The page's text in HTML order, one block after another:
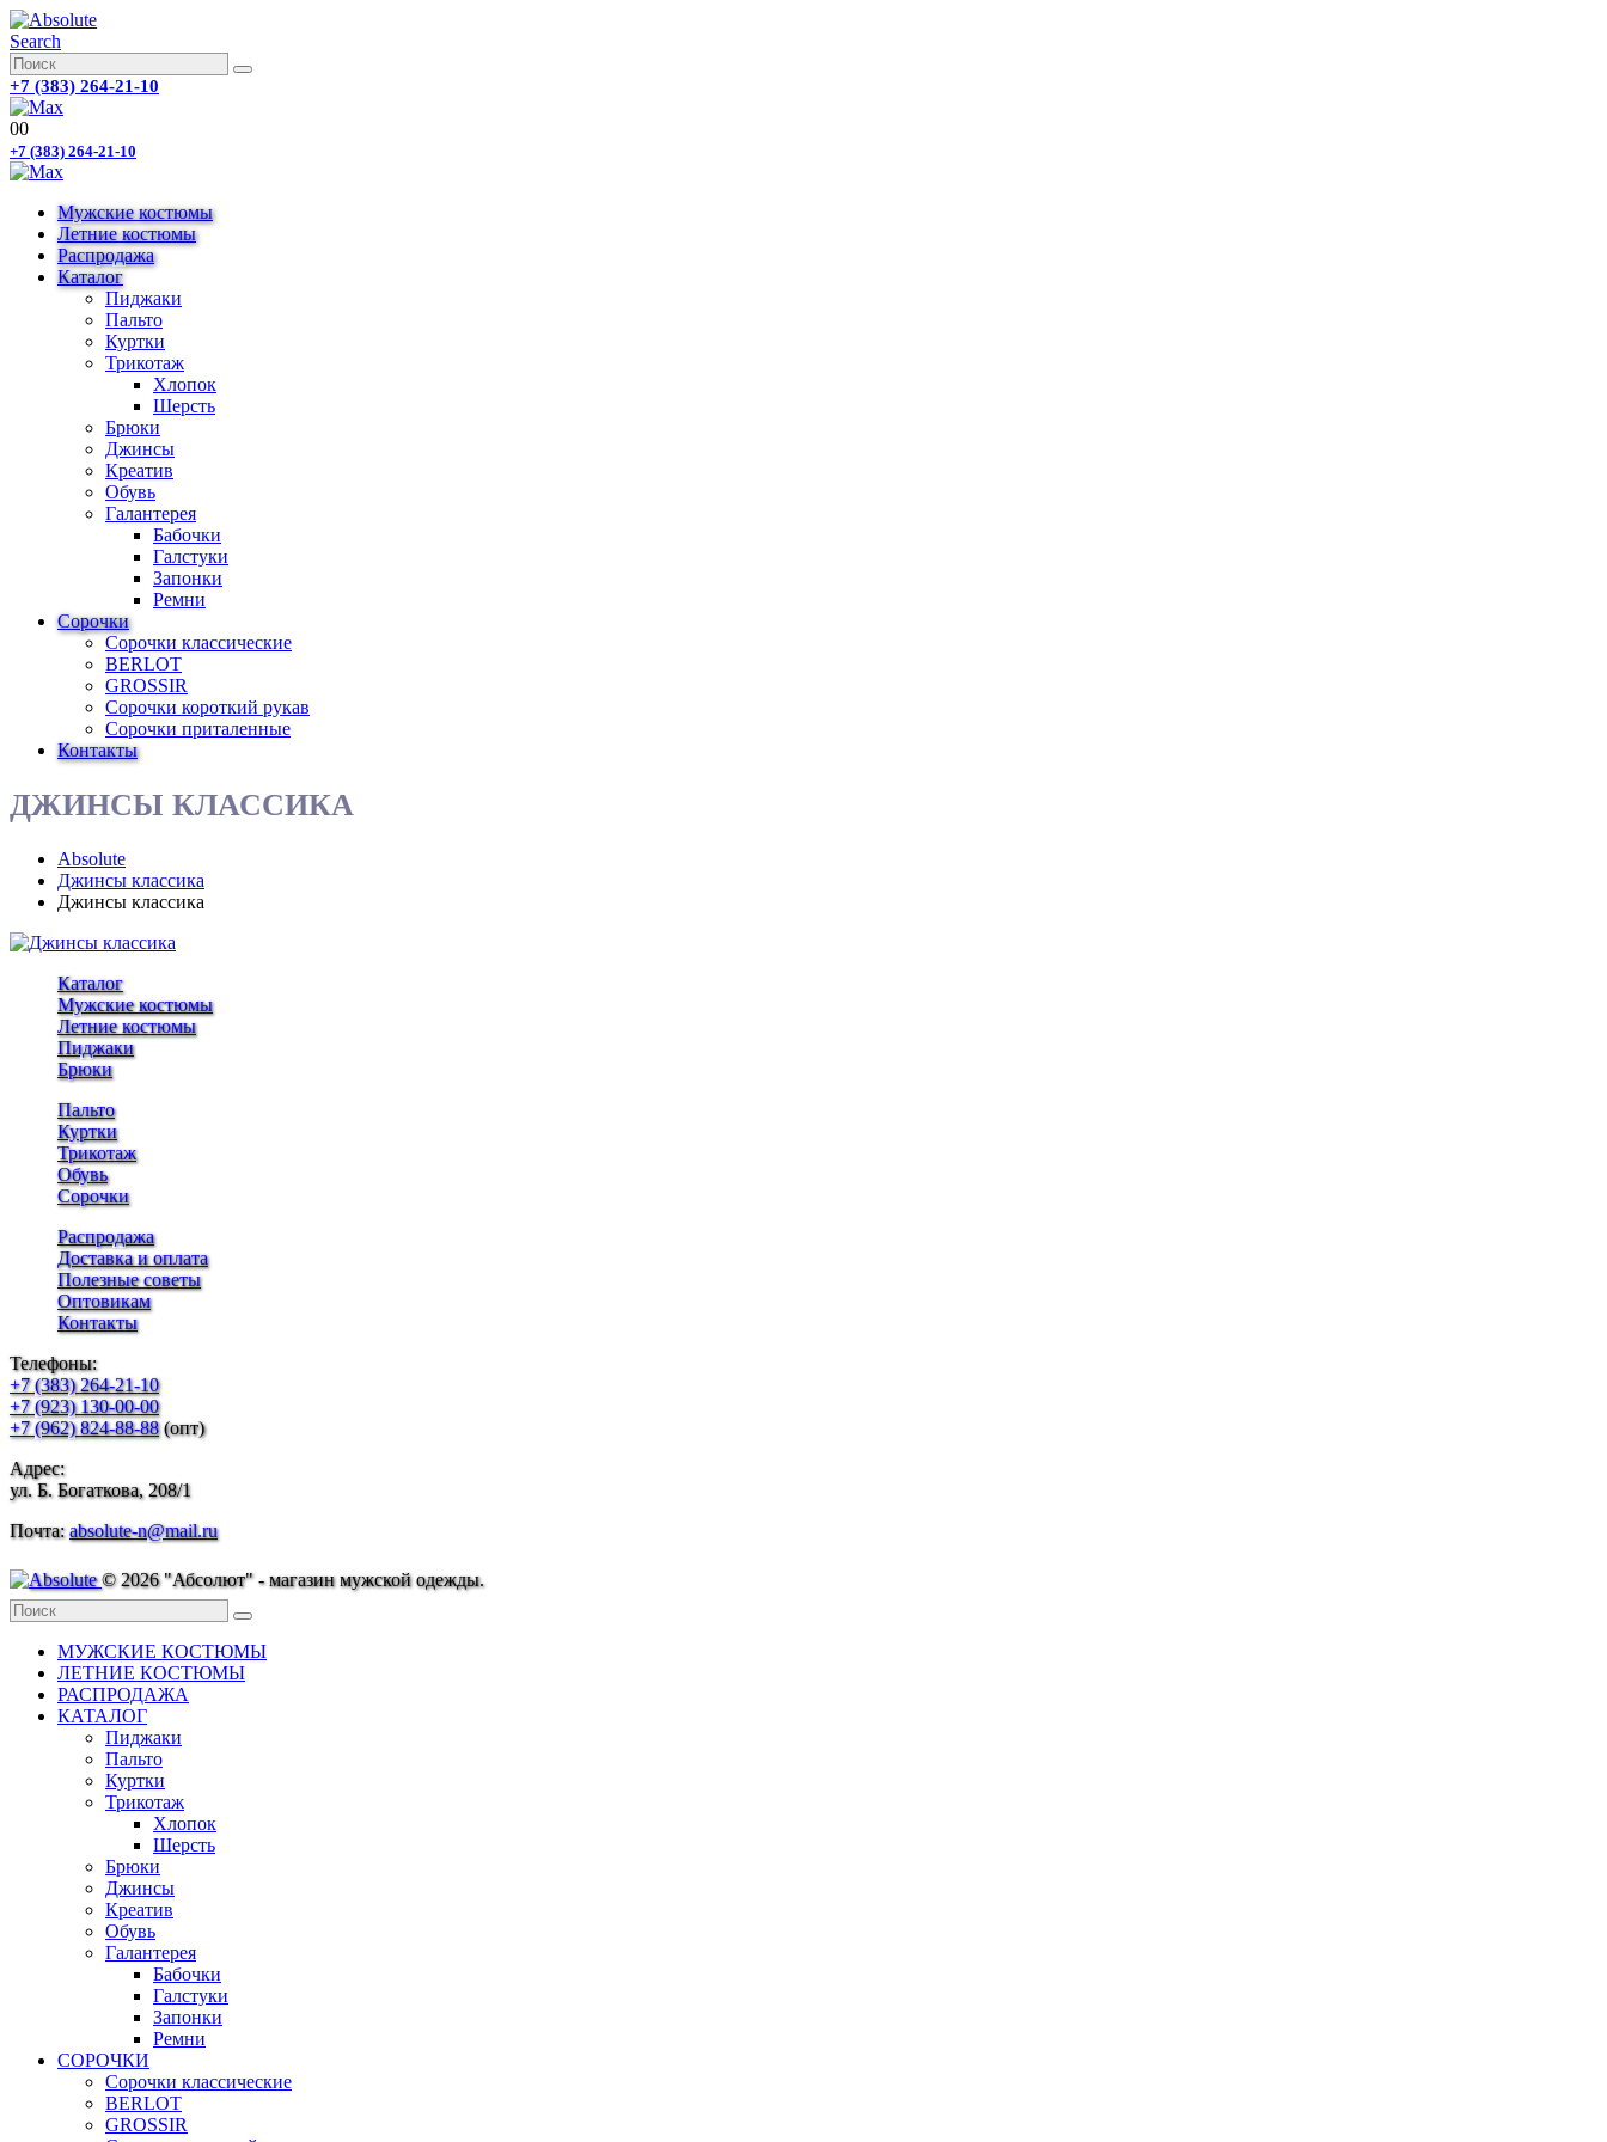
Search
+7 (383) 264-21-10
00
+7 (383) 264-21-10
Мужские костюмы
Летние костюмы
Распродажа
Каталог
Пиджаки
Пальто
Куртки
Трикотаж
Хлопок
Шерсть
Брюки
Джинсы
Креатив
Обувь
Галантерея
Бабочки
Галстуки
Запонки
Ремни
Сорочки
Сорочки классические
BERLOT
GROSSIR
Сорочки короткий рукав
Сорочки приталенные
Контакты
ДЖИНСЫ КЛАССИКА
Absolute
Джинсы классика
Джинсы классика
Каталог
Мужские костюмы
Летние костюмы
Пиджаки
Брюки
Пальто
Куртки
Трикотаж
Обувь
Сорочки
Распродажа
Доставка и оплата
Полезные советы
Оптовикам
Контакты
Телефоны:
+7 (383) 264-21-10
+7 (923) 130-00-00
+7 (962) 824-88-88(опт)
Адрес:
ул. Б. Богаткова, 208/1
Почта:absolute-n@mail.ru
© 2026 "Абсолют" - магазин мужской одежды.
МУЖСКИЕ КОСТЮМЫ
ЛЕТНИЕ КОСТЮМЫ
РАСПРОДАЖА
КАТАЛОГ
Пиджаки
Пальто
Куртки
Трикотаж
Хлопок
Шерсть
Брюки
Джинсы
Креатив
Обувь
Галантерея
Бабочки
Галстуки
Запонки
Ремни
СОРОЧКИ
Сорочки классические
BERLOT
GROSSIR